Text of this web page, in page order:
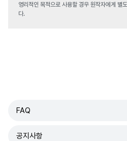
영리적인 목적으로 사용할 경우 원작자에게 별
다.
FAQ
공지사항